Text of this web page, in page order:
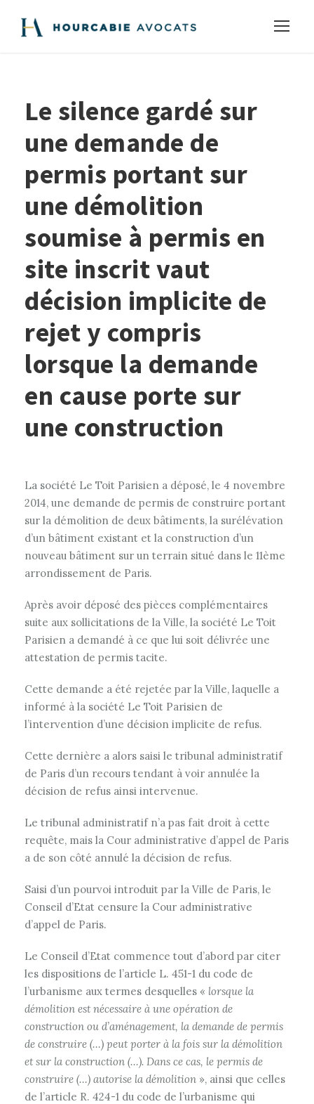
Le silence gardé sur
une demande de
permis portant sur
une démolition
soumise à permis en
site inscrit vaut
décision implicite de
rejet y compris
lorsque la demande
en cause porte sur
une construction
La société Le Toit Parisien a déposé, le 4 novembre
2014, une demande de permis de construire portant
sur la démolition de deux bâtiments, la surélévation
d’un bâtiment existant et la construction d’un
nouveau bâtiment sur un terrain situé dans le 11ème
arrondissement de Paris.
Après avoir déposé des pièces complémentaires
suite aux sollicitations de la Ville, la société Le Toit
Parisien a demandé à ce que lui soit délivrée une
attestation de permis tacite.
Cette demande a été rejetée par la Ville, laquelle a
informé à la société Le Toit Parisien de
l’intervention d’une décision implicite de refus.
Cette dernière a alors saisi le tribunal administratif
de Paris d’un recours tendant à voir annulée la
décision de refus ainsi intervenue.
Le tribunal administratif n’a pas fait droit à cette
requête, mais la Cour administrative d’appel de Paris
a de son côté annulé la décision de refus.
Saisi d’un pourvoi introduit par la Ville de Paris, le
Conseil d’Etat censure la Cour administrative
d’appel de Paris.
Le Conseil d’Etat commence tout d’abord par citer
les dispositions de l’article L. 451-1 du code de
l’urbanisme aux termes desquelles « lorsque la
démolition est nécessaire à une opération de
construction ou d’aménagement, la demande de permis
de construire (…) peut porter à la fois sur la démolition
et sur la construction (…). Dans ce cas, le permis de
construire (…) autorise la démolition », ainsi que celles
de l’article R. 424-1 du code de l’urbanisme qui